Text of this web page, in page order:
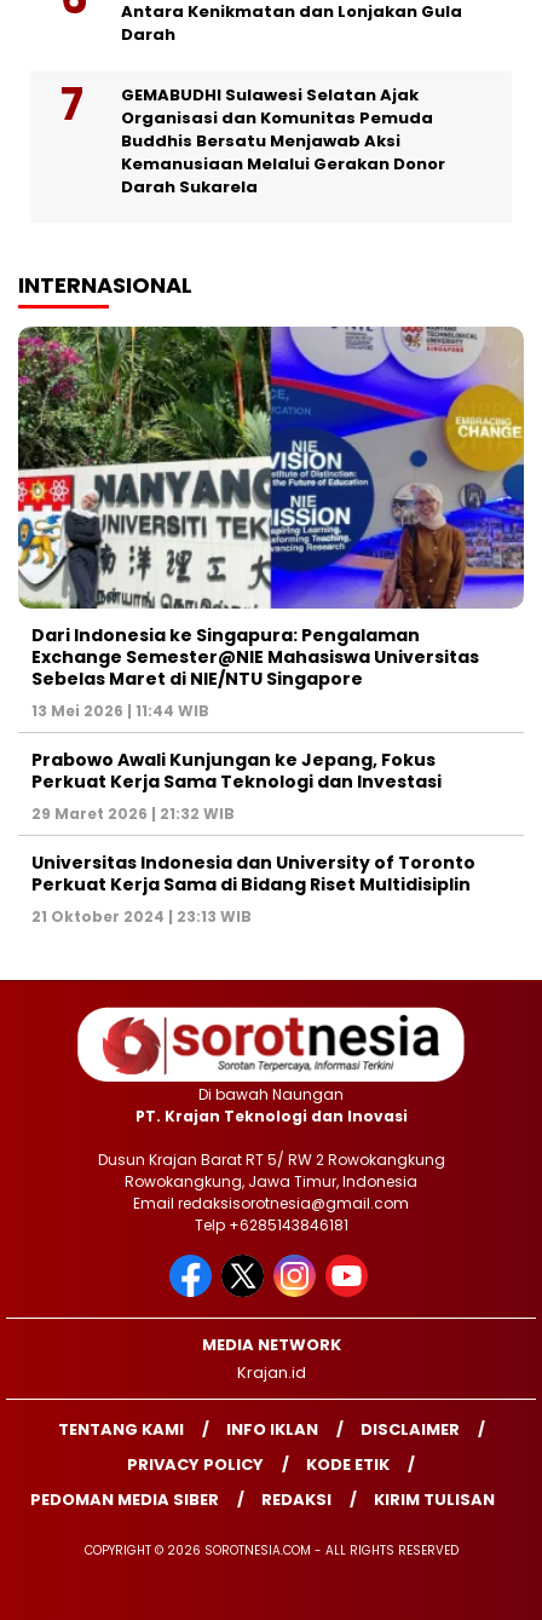
Antara Kenikmatan dan Lonjakan Gula
Darah
GEMABUDHI Sulawesi Selatan Ajak
Organisasi dan Komunitas Pemuda
Buddhis Bersatu Menjawab Aksi
Kemanusiaan Melalui Gerakan Donor
Darah Sukarela
INTERNASIONAL
Dari Indonesia ke Singapura: Pengalaman
Exchange Semester@NIE Mahasiswa Universitas
Sebelas Maret di NIE/NTU Singapore
13 Mei 2026 | 11:44 WIB
Prabowo Awali Kunjungan ke Jepang, Fokus
Perkuat Kerja Sama Teknologi dan Investasi
29 Maret 2026 | 21:32 WIB
Universitas Indonesia dan University of Toronto
Perkuat Kerja Sama di Bidang Riset Multidisiplin
21 Oktober 2024 | 23:13 WIB
Di bawah Naungan
PT. Krajan Teknologi dan Inovasi
Dusun Krajan Barat RT 5/ RW 2 Rowokangkung
Rowokangkung, Jawa Timur, Indonesia
Email redaksisorotnesia@gmail.com
Telp +6285143846181
MEDIA NETWORK
Krajan.id
TENTANG KAMI INFO IKLAN
DISCLAIMER
PRIVACY POLICY
KODE ETIK
PEDOMAN MEDIA SIBER
REDAKSI KIRIM TULISAN
COPYRIGHT © 2026 SOROTNESIA.COM - ALL RIGHTS RESERVED